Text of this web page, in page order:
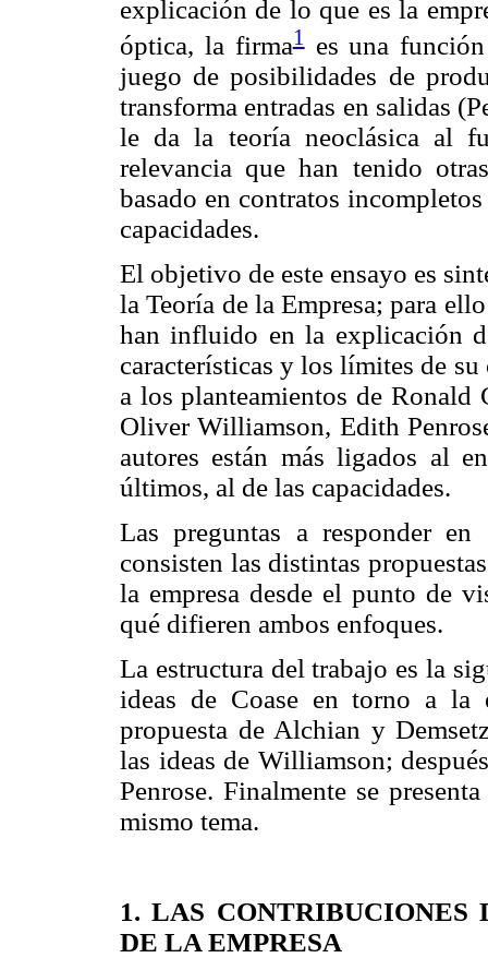
explicación de lo que es la
óptica, la firma1es una función
juego de posibilidades de
transforma entradas en salidas
le da la teoría neoclásica al
relevancia que han tenido
basado en contratos
capacidades.
El objetivo de este ensayo es
la Teoría de la Empresa; para
han influido en la explicación
características y los límites de
a los planteamientos de
Oliver Williamson, Edith
autores están más ligados al
últimos, al de las capacidades.
Las preguntas a responder
consisten las distintas
la empresa desde el punto de
qué difieren ambos enfoques.
La estructura del trabajo es la
ideas de Coase en torno a la
propuesta de Alchian y
las ideas de Williamson;
Penrose. Finalmente se
mismo tema.
1. LAS
DE LA EMPRESA